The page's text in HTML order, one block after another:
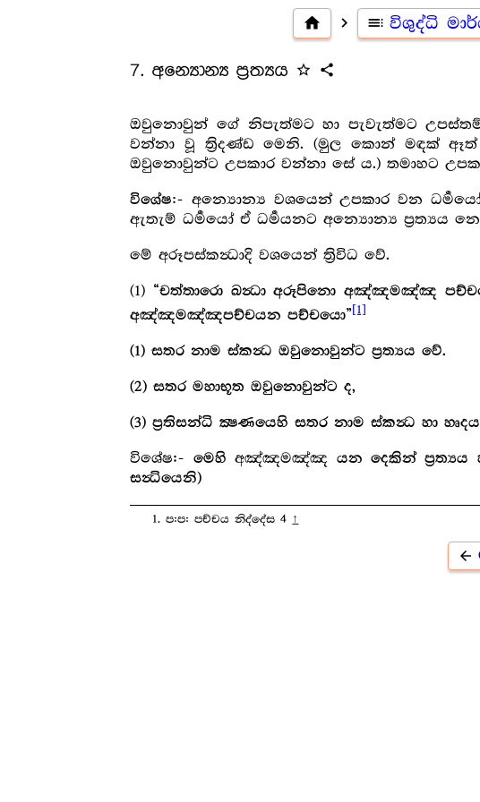
home navigate_next toc විශුද්ධි
7. අන්‍යොන්‍ය ප්‍ර‍ත්‍යය star_outline share
ඔවුනොවුන් ගේ නිපැත්මට හා පැවැත්මට
වන්නා වූ ත්‍රිදණ්ඩ මෙනි. (මුල කොන් මඳක්
ඔවුනොවුන්ට උපකාර වන්නා සේ ය.) තමාහට
විශේෂ:- අන්‍යොන්‍ය වශයෙන් උපකාර වන
ඇතැම් ධර්‍මයෝ ඒ ධර්‍මයනට අන්‍යොන්‍ය ප්‍ර‍ත්‍යය
මේ අරූපස්කන්‍ධාදි වශයෙන් ත්‍රිවිධ වේ.
(1) “චත්තාරො ඛන්‍ධා අරූපිනො අඤ්ඤමඤ්ඤ
අඤ්ඤමඤ්ඤපච්චයන පච්චයො”[1]
(1) සතර නාම ස්කන්‍ධ ඔවුනොවුන්ට ප්‍ර‍ත්‍යය වේ.
(2) සතර මහාභූත ඔවුනොවුන්ට ද,
(3) ප්‍ර‍තිසන්ධි ක්‍ෂණයෙහි සතර නාම ස්කන්‍ධ හා
විශේෂ:- මෙහිඅඤ්ඤමඤ්ඤ යන දෙකින්
සන්‍ධියෙනි)
ප:ප: පච්චය නිද්දේස 4 ↑
arrow_back